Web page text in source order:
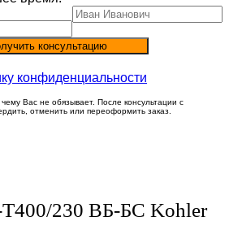
конфиденциальности
Вас не обязывает. После консультации с
отменить или переоформить заказ.
Т400/230 ВБ-БС Kohler